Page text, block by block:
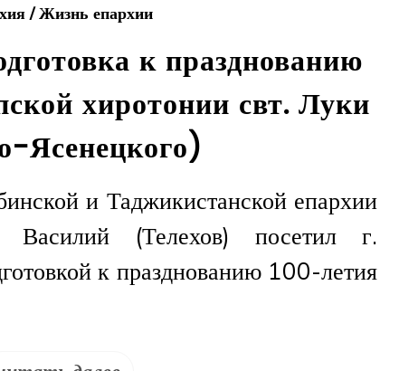
/Жизнь епархии
к празднованию
хиротонии свт. Луки
Ясенецкого)
и Таджикистанской епархии
(Телехов) посетил г.
к празднованию 100-летия